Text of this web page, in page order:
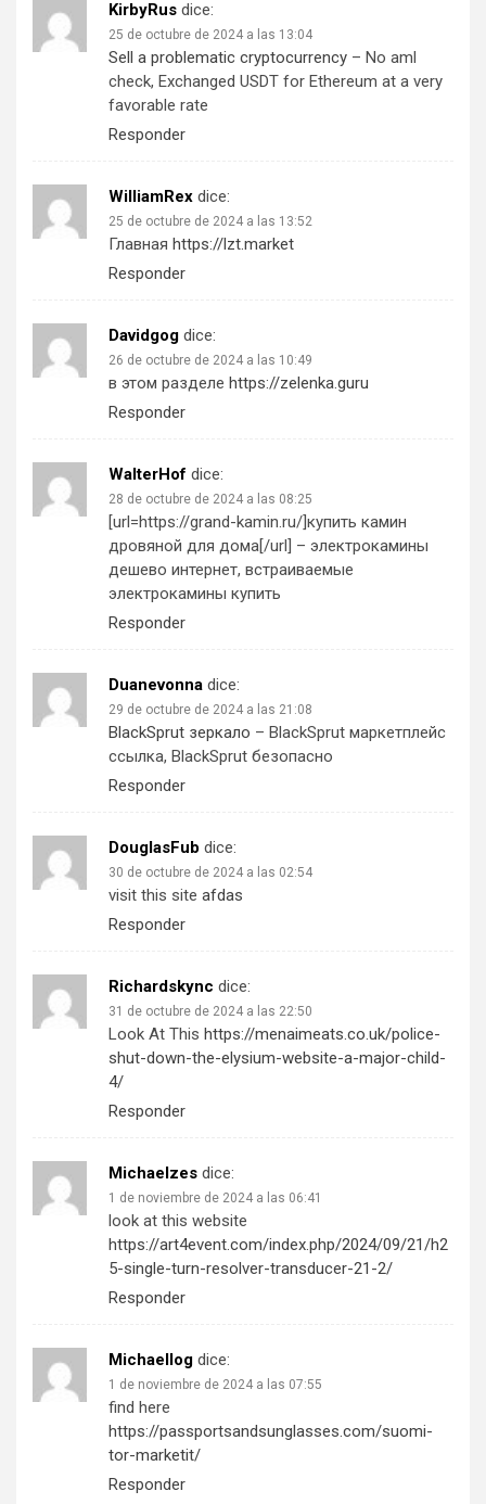
KirbyRus dice:
25 de octubre de 2024 a las 13:04
Sell a problematic cryptocurrency – No aml
check, Exchanged USDT for Ethereum at a very
favorable rate
Responder
WilliamRex dice:
25 de octubre de 2024 a las 13:52
Главная https://lzt.market
Responder
Davidgog dice:
26 de octubre de 2024 a las 10:49
в этом разделе https://zelenka.guru
Responder
WalterHof dice:
28 de octubre de 2024 a las 08:25
[url=https://grand-kamin.ru/]купить камин
дровяной для дома[/url] – электрокамины
дешево интернет, встраиваемые
электрокамины купить
Responder
Duanevonna dice:
29 de octubre de 2024 a las 21:08
BlackSprut зеркало – BlackSprut маркетплейс
ссылка, BlackSprut безопасно
Responder
DouglasFub dice:
30 de octubre de 2024 a las 02:54
visit this site afdas
Responder
Richardskync dice:
31 de octubre de 2024 a las 22:50
Look At This https://menaimeats.co.uk/police-
shut-down-the-elysium-website-a-major-child-
4/
Responder
Michaelzes dice:
1 de noviembre de 2024 a las 06:41
look at this website
https://art4event.com/index.php/2024/09/21/h2
5-single-turn-resolver-transducer-21-2/
Responder
Michaellog dice:
1 de noviembre de 2024 a las 07:55
find here
https://passportsandsunglasses.com/suomi-
tor-marketit/
Responder